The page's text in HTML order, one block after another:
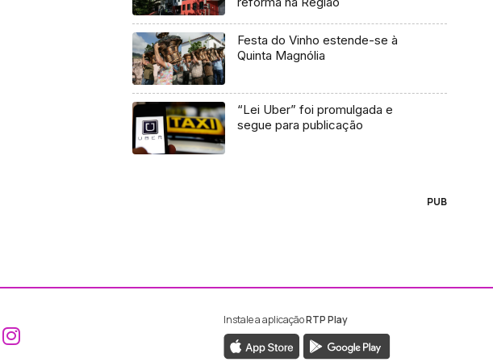
Festa do Vinho estende-se à
Quinta Magnólia
“Lei Uber” foi promulgada e
segue para publicação
PUB
Aceder ao Facebook da RTP Madeira
Aceder ao Instagram da RTP Madeira
Instale a aplicaçãoRTP Play